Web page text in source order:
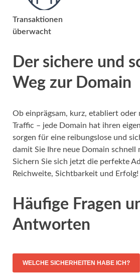
Transaktionen
überwacht
Der sichere und
Weg zur Domain
Ob einprägsam, kurz, etabliert oder
Traffic – jede Domain hat ihren
sorgen für eine reibungslose und
damit Sie Ihre neue Domain schnell
Sichern Sie sich jetzt die perfekte
Reichweite, Sichtbarkeit und Erfolg!
Häufige Fragen
Antworten
WELCHE SICHERHEITEN HABE ICH?